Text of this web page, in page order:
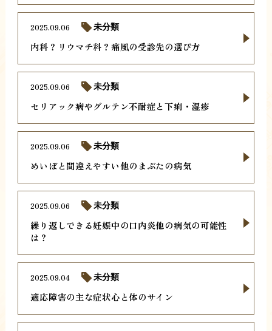
内科？リウマチ科？痛風の受診先の選び方
2025.09.06 未分類
セリアック病やグルテン不耐症と下痢・湿疹
2025.09.06 未分類
めいぼと間違えやすい他のまぶたの病気
2025.09.06 未分類
繰り返しできる妊娠中の口内炎他の病気の可能性
は？
2025.09.06 未分類
適応障害の主な症状心と体のサイン
2025.09.04 未分類